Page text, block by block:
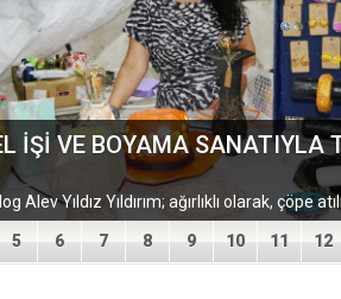
İŞİ VE BOYAMA SANATIYLA
5 6 7 8 9 10 11 12